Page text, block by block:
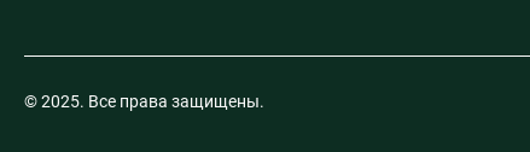
© 2025. Все права защищены.